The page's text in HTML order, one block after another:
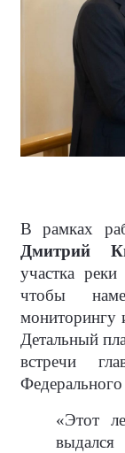
В рамках
Дмитрий
участка
чтобы
мониторингу
Детальный
встречи
Федерального
«Этот